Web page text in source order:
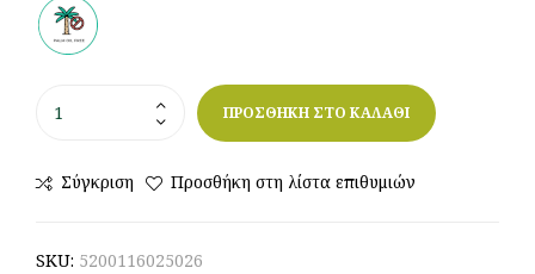
ΠΡΟΣΘΗΚΗ ΣΤΟ ΚΑΛΑΘΙ
Σύγκριση Προσθήκη στη λίστα επιθυμιών
SKU: 5200116025026